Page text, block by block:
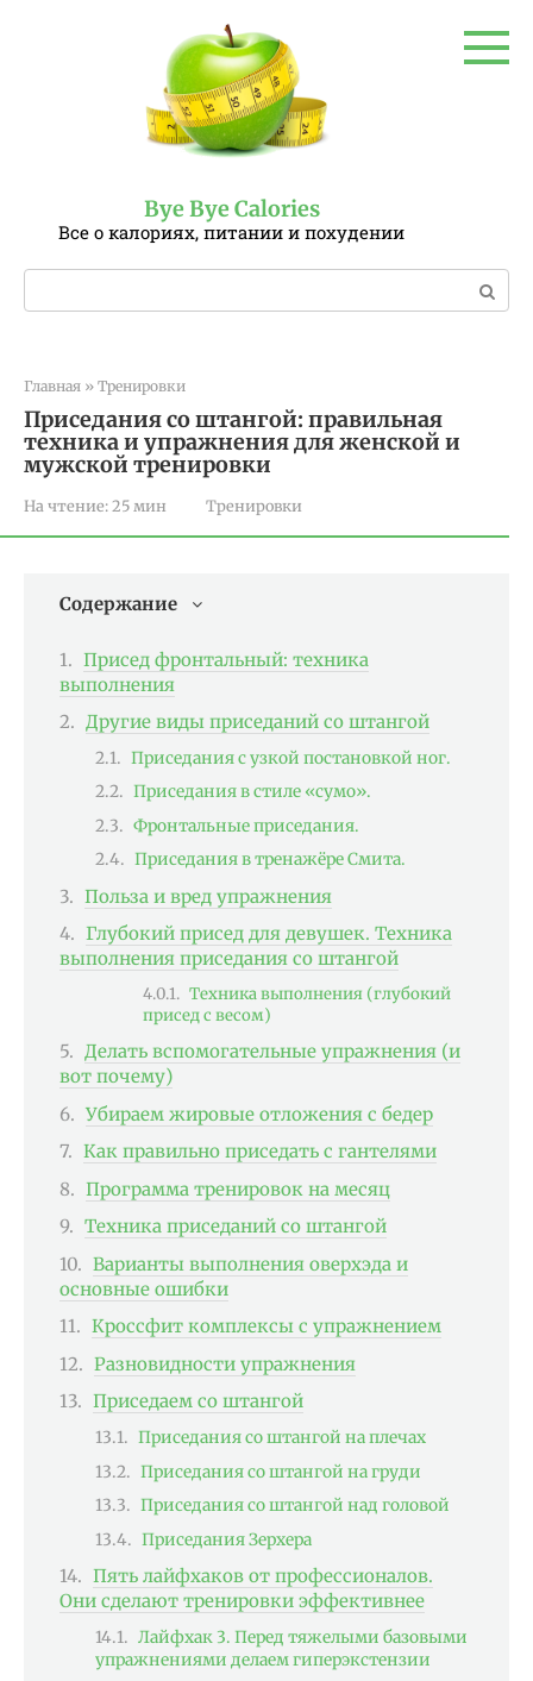
Bye Bye Calories
Все о калориях, питании и похудении
Поиск:
Главная » Тренировки
Приседания со штангой: правильная
техника и упражнения для женской и
мужской тренировки
На чтение: 25 мин Тренировки
Содержание
Присед фронтальный: техника
выполнения
Другие виды приседаний со штангой
Приседания с узкой постановкой ног.
Приседания в стиле «сумо».
Фронтальные приседания.
Приседания в тренажёре Смита.
Польза и вред упражнения
Глубокий присед для девушек. Техника
выполнения приседания со штангой
Техника выполнения (глубокий
присед с весом)
Делать вспомогательные упражнения (и
вот почему)
Убираем жировые отложения с бедер
Как правильно приседать с гантелями
Программа тренировок на месяц
Техника приседаний со штангой
Варианты выполнения оверхэда и
основные ошибки
Кроссфит комплексы с упражнением
Разновидности упражнения
Приседаем со штангой
Приседания со штангой на плечах
Приседания со штангой на груди
Приседания со штангой над головой
Приседания Зерхера
Пять лайфхаков от профессионалов.
Они сделают тренировки эффективнее
Лайфхак 3. Перед тяжелыми базовыми
упражнениями делаем гиперэкстензии